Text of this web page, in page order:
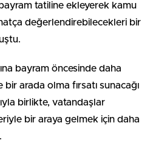
tatiline ekleyerek kamu
değerlendirebilecekleri bir
bayram öncesinde daha
arada olma fırsatı sunacağı
birlikte, vatandaşlar
bir araya gelmek için daha